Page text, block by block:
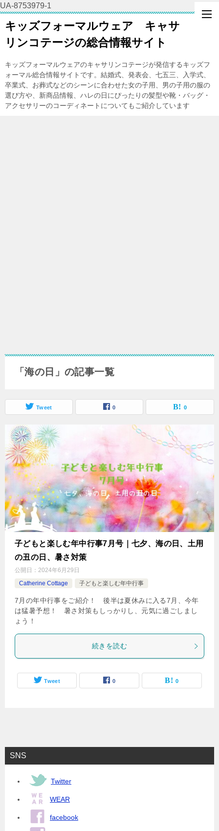
UA-8753979-1
キッズフォーマルウェア キャサ
リンコテージの総合情報サイト
キッズフォーマルウェアのキャサリンコテージが発信するキッズフ
ォーマル総合情報サイトです。結婚式、発表会、七五三、入学式、
卒業式、お葬式などのシーンに合わせた女の子用、男の子用の服の
選び方や、新商品情報、ハレの日にぴったりの髪型や靴・バッグ・
アクセサリーのコーディネートについてもご紹介しています
「海の日」の記事一覧
Tweet 0 0
子どもと楽しむ年中行事7月号｜七夕、海の日、土用
の丑の日、暑さ対策
公開日： 2024年6月29日
Catherine Cottage
子どもと楽しむ年中行事
7月の年中行事をご紹介！ 後半は夏休みに入る7月、今年
は猛暑予想！ 暑さ対策もしっかりし、元気に過ごしまし
ょう！
続きを読む
Tweet 0 0
SNS
Twitter
WEAR
facebook